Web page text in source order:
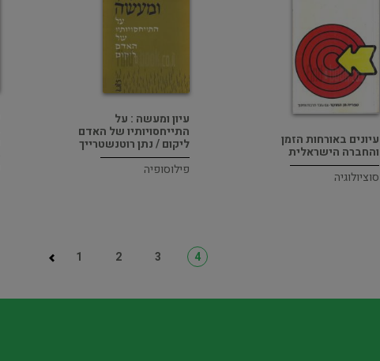
עיונים באורחות הזמן
והחברה הישראלית
סוציולוגיה
עיון ומעשה : על
התייחסויותיו של האדם
ליקום / נתן רוטנשטרייך
פילוסופיה
1 2 3 4